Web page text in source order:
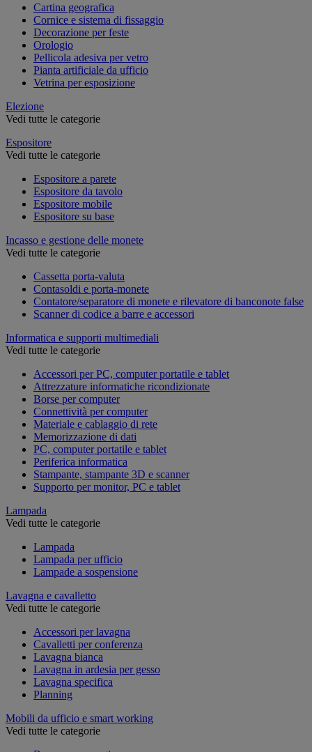
Cartina geografica
Cornice e sistema di fissaggio
Decorazione per feste
Orologio
Pellicola adesiva per vetro
Pianta artificiale da ufficio
Vetrina per esposizione
Elezione
Vedi tutte le categorie
Espositore
Vedi tutte le categorie
Espositore a parete
Espositore da tavolo
Espositore mobile
Espositore su base
Incasso e gestione delle monete
Vedi tutte le categorie
Cassetta porta-valuta
Contasoldi e porta-monete
Contatore/separatore di monete e rilevatore di banconote false
Scanner di codice a barre e accessori
Informatica e supporti multimediali
Vedi tutte le categorie
Accessori per PC, computer portatile e tablet
Attrezzature informatiche ricondizionate
Borse per computer
Connettività per computer
Materiale e cablaggio di rete
Memorizzazione di dati
PC, computer portatile e tablet
Periferica informatica
Stampante, stampante 3D e scanner
Supporto per monitor, PC e tablet
Lampada
Vedi tutte le categorie
Lampada
Lampada per ufficio
Lampade a sospensione
Lavagna e cavalletto
Vedi tutte le categorie
Accessori per lavagna
Cavalletti per conferenza
Lavagna bianca
Lavagna in ardesia per gesso
Lavagna specifica
Planning
Mobili da ufficio e smart working
Vedi tutte le categorie